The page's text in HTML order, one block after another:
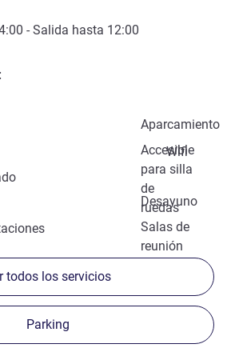
- Salida hasta 12:00
Aparcamiento
Accesible
para silla
de
ruedas
Wifi
Desayuno
Salas de
reunión
todos los servicios
Parking